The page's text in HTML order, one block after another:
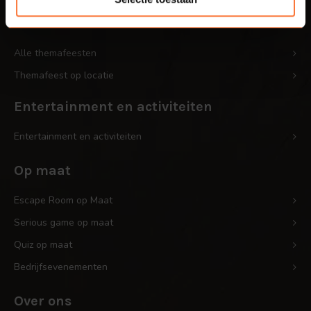
Themafeesten
Alle themafeesten
Themafeest op locatie
Entertainment en activiteiten
Entertainment en activiteiten
Op maat
Escape Room op Maat
Serious game op maat
Quiz op maat
Bedrijfsevenementen
Over ons